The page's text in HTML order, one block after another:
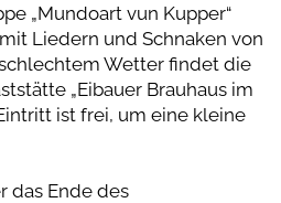
„Mundoart vun Kupper“
Liedern und Schnaken von
Wetter findet die
„Eibauer Brauhaus im
ist frei, um eine kleine
das Ende des